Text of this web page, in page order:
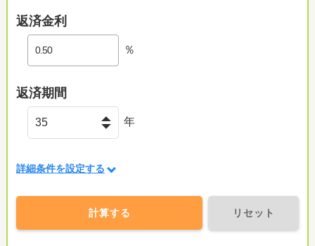
返済金利
％
返済期間
年
詳細条件を設定する
計算する リセット